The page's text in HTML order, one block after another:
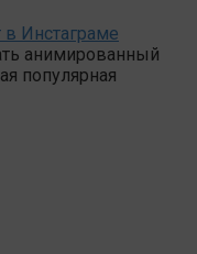
в Инстаграме
анимированный
популярная